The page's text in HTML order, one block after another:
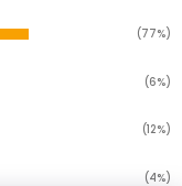
(77%)
(6%)
(12%)
(4%)